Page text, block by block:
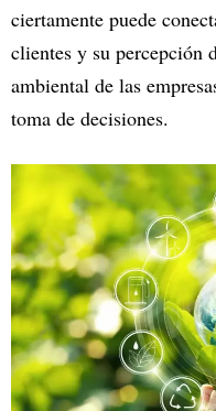
ciertamente puede
clientes y su percepción
ambiental de las
toma de decisiones.